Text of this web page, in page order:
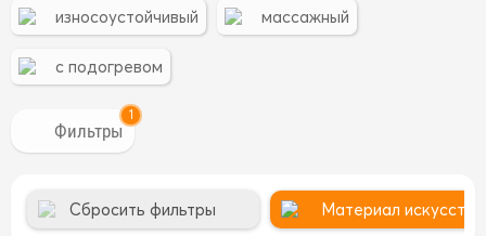
износоустойчивый массажный
с подогревом
1
Сбросить фильтры Материал